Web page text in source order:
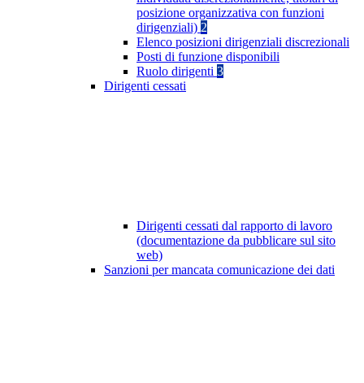
posizione organizzativa con funzioni
dirigenziali) 2
Elenco posizioni dirigenziali discrezionali
Posti di funzione disponibili
Ruolo dirigenti 3
Dirigenti cessati
Dirigenti cessati dal rapporto di lavoro
(documentazione da pubblicare sul sito
web)
Sanzioni per mancata comunicazione dei dati